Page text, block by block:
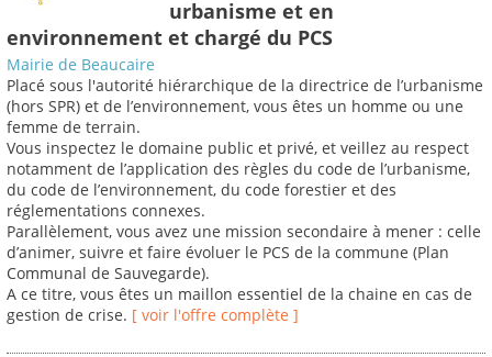
urbanisme et en
environnement et chargé du PCS
Mairie de Beaucaire
Placé sous l'autorité hiérarchique de la directrice de l’urbanisme
(hors SPR) et de l’environnement, vous êtes un homme ou une
femme de terrain.
Vous inspectez le domaine public et privé, et veillez au respect
notamment de l’application des règles du code de l’urbanisme,
du code de l’environnement, du code forestier et des
réglementations connexes.
Parallèlement, vous avez une mission secondaire à mener : celle
d’animer, suivre et faire évoluer le PCS de la commune (Plan
Communal de Sauvegarde).
A ce titre, vous êtes un maillon essentiel de la chaine en cas de
gestion de crise. [ voir l'offre complète ]